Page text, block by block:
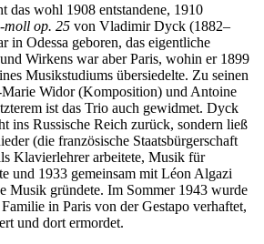
das wohl 1908 entstandene, 1910
op. 25 von Vladimir Dyck (1882–
in Odessa geboren, das eigentliche
Wirkens war aber Paris, wohin er 1899
Musikstudiums übersiedelte. Zu seinen
Widor (Komposition) und Antoine
ist das Trio auch gewidmet. Dyck
ins Russische Reich zurück, sondern ließ
(die französische Staatsbürgerschaft
Klavierlehrer arbeitete, Musik für
und 1933 gemeinsam mit Léon Algazi
Musik gründete. Im Sommer 1943 wurde
in Paris von der Gestapo verhaftet,
und dort ermordet.